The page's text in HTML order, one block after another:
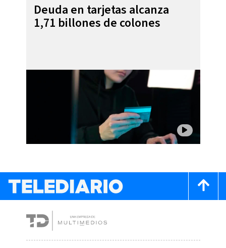
Deuda en tarjetas alcanza
1,71 billones de colones